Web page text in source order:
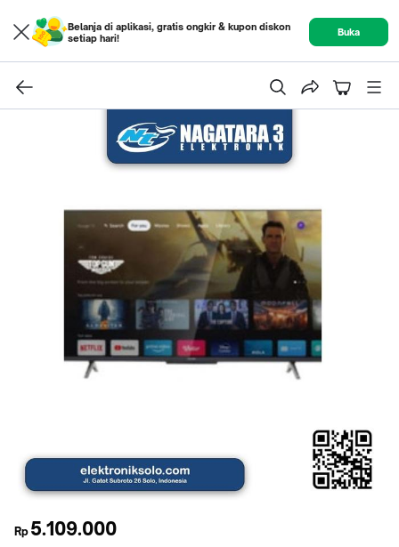
Belanja di aplikasi, gratis ongkir & kupon diskon
setiap hari!
Buka
Rp 5.109.000